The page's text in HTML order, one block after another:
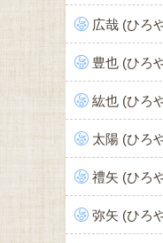
広哉 (ひろ
豊也 (ひろ
紘也 (ひろ
太陽 (ひろ
禮矢 (ひろ
弥矢 (ひろ